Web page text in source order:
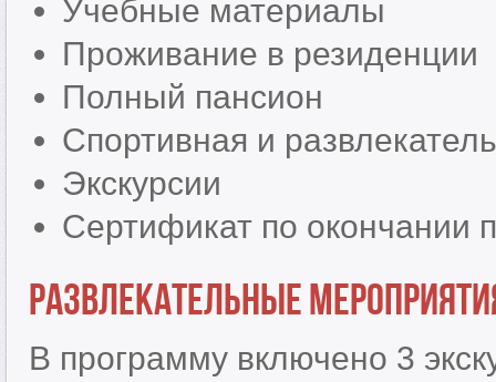
Учебные материалы
Проживание в резиденции
Полный пансион
Спортивная и
Экскурсии
Сертификат по окончании
Развлекательные
В программу включено 3